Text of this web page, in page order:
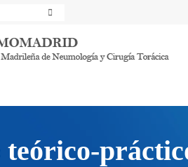
r
c
h
teórico-